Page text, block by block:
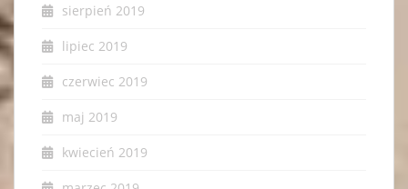
sierpień 2019
lipiec 2019
czerwiec 2019
maj 2019
kwiecień 2019